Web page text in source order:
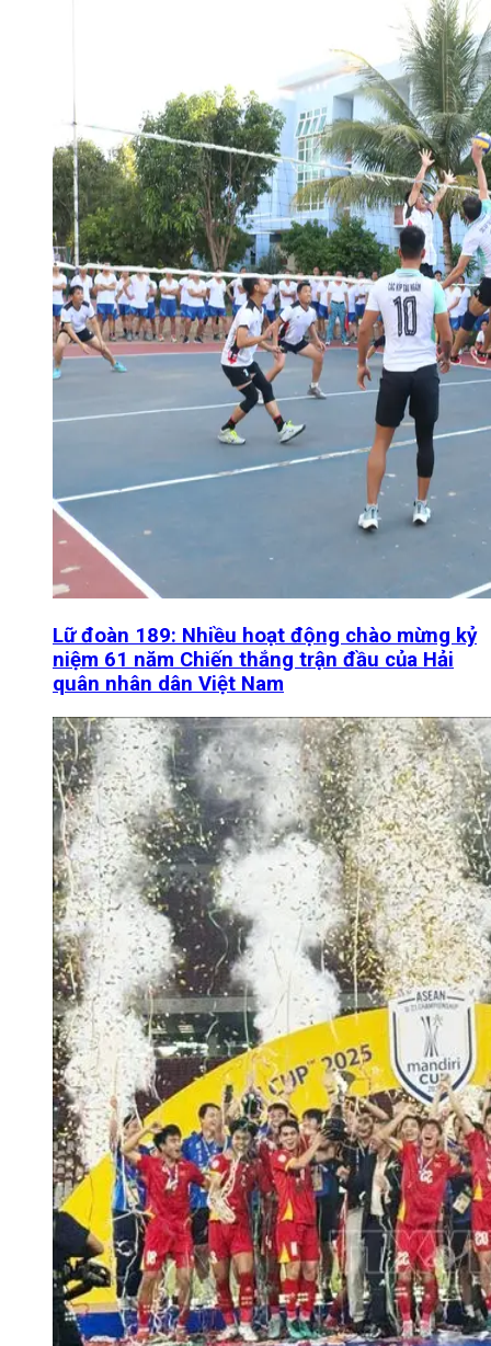
Lữ đoàn 189: Nhiều hoạt động chào mừng kỷ
niệm 61 năm Chiến thắng trận đầu của Hải
quân nhân dân Việt Nam